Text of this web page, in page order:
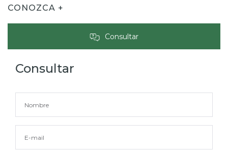
CONOZCA +
Consultar
Consultar